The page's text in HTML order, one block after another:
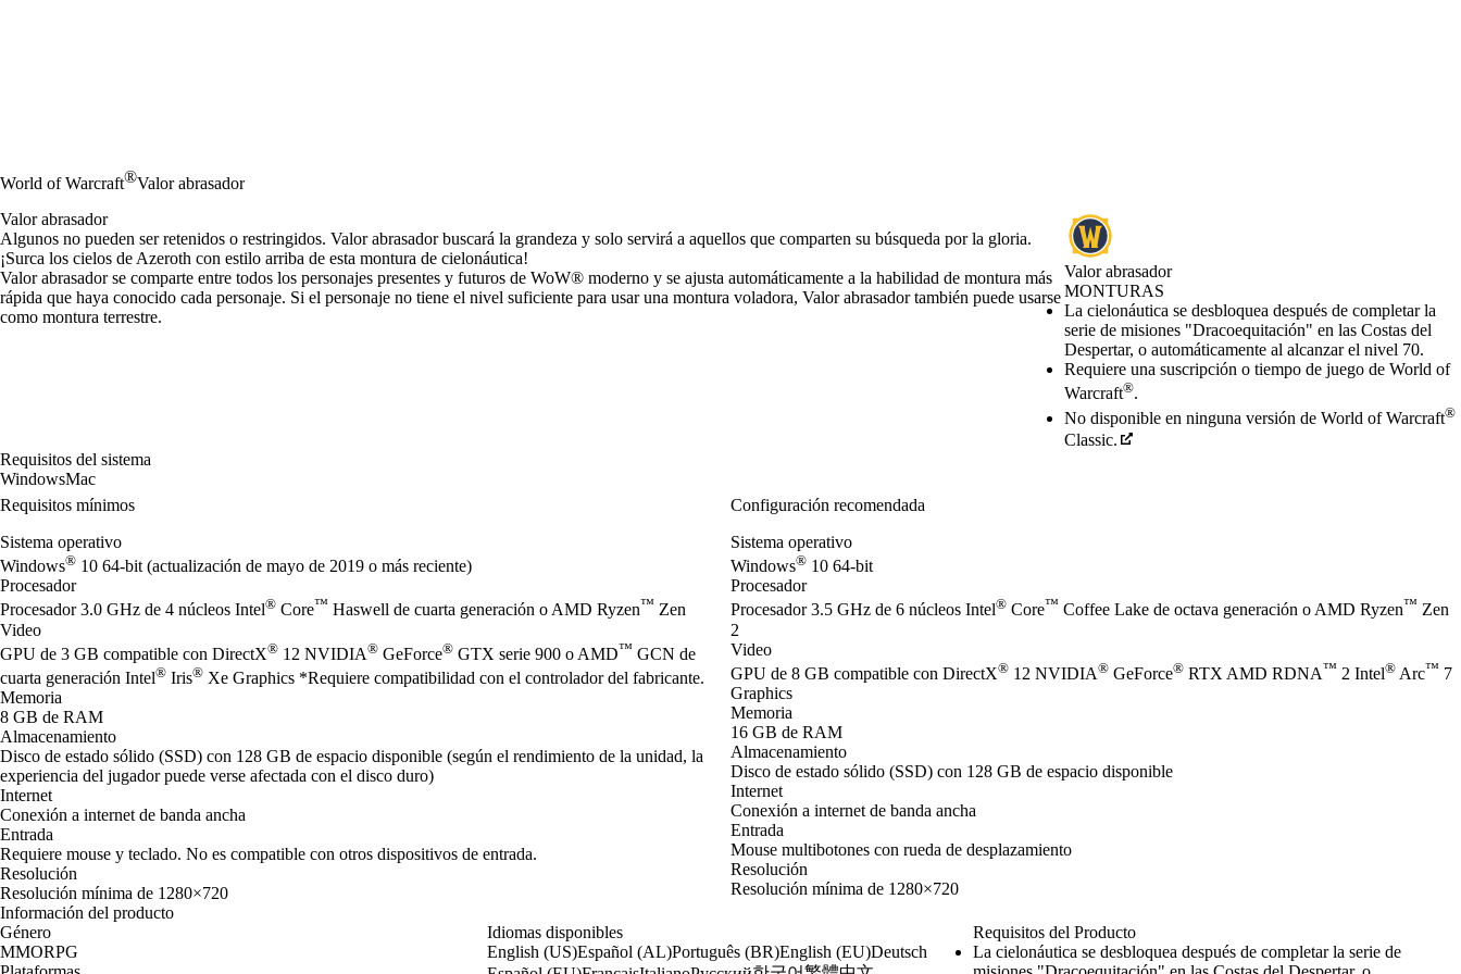
World of Warcraft®Valor abrasador
Valor abrasador
MONTURAS
Precio
Available actions
La cielonáutica se desbloquea después de completar la
serie de misiones "Dracoequitación" en las Costas del
Despertar, o automáticamente al alcanzar el nivel 70.
Requiere una suscripción o tiempo de juego de World of
Warcraft®.
No disponible en ninguna versión de World of Warcraft®
Classic.
Valor abrasador
Algunos no pueden ser retenidos o restringidos. Valor abrasador buscará la grandeza y solo servirá a aquellos que comparten su búsqueda por la gloria.
¡Surca los cielos de Azeroth con estilo arriba de esta montura de cielonáutica!
Valor abrasador se comparte entre todos los personajes presentes y futuros de WoW® moderno y se ajusta automáticamente a la habilidad de montura más
rápida que haya conocido cada personaje. Si el personaje no tiene el nivel suficiente para usar una montura voladora, Valor abrasador también puede usarse
como montura terrestre.
Requisitos del sistema
WindowsMac
Requisitos mínimos
Sistema operativo
Windows® 10 64-bit (actualización de mayo de 2019 o más reciente)
Procesador
Procesador 3.0 GHz de 4 núcleos Intel® Core™ Haswell de cuarta generación o AMD Ryzen™ Zen
Video
GPU de 3 GB compatible con DirectX® 12 NVIDIA® GeForce® GTX serie 900 o AMD™ GCN de
cuarta generación Intel® Iris® Xe Graphics *Requiere compatibilidad con el controlador del fabricante.
Memoria
8 GB de RAM
Almacenamiento
Disco de estado sólido (SSD) con 128 GB de espacio disponible (según el rendimiento de la unidad, la
experiencia del jugador puede verse afectada con el disco duro)
Internet
Conexión a internet de banda ancha
Entrada
Requiere mouse y teclado. No es compatible con otros dispositivos de entrada.
Resolución
Resolución mínima de 1280×720
Configuración recomendada
Sistema operativo
Windows® 10 64-bit
Procesador
Procesador 3.5 GHz de 6 núcleos Intel® Core™ Coffee Lake de octava generación o AMD Ryzen™ Zen
2
Video
GPU de 8 GB compatible con DirectX® 12 NVIDIA® GeForce® RTX AMD RDNA™ 2 Intel® Arc™ 7
Graphics
Memoria
16 GB de RAM
Almacenamiento
Disco de estado sólido (SSD) con 128 GB de espacio disponible
Internet
Conexión a internet de banda ancha
Entrada
Mouse multibotones con rueda de desplazamiento
Resolución
Resolución mínima de 1280×720
Información del producto
Género
MMORPG
Idiomas disponibles
English (US)Español (AL)Português (BR)English (EU)Deutsch
Requisitos del Producto
La cielonáutica se desbloquea después de completar la serie de